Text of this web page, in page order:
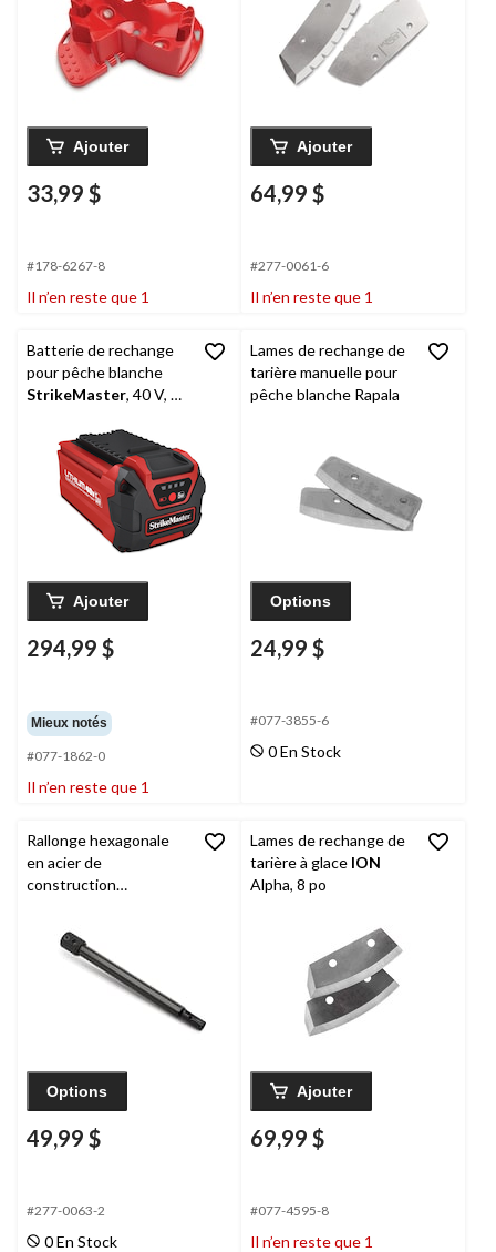
Ajouter
33,99 $
#178-6267-8
Il n’en reste que 1
Ajouter
64,99 $
#277-0061-6
Il n’en reste que 1
Batterie de rechange
pour pêche blanche
StrikeMaster, 40 V, 5
Ajouter
294,99 $
Mieux notés
#077-1862-0
Il n’en reste que 1
Lames de rechange de
tarière manuelle pour
pêche blanche Rapala
Options
24,99 $
#077-3855-6
0 En Stock
Rallonge hexagonale
en acier de
construction
Options
49,99 $
#277-0063-2
0 En Stock
Lames de rechange de
tarière à glace ION
Alpha, 8 po
Ajouter
69,99 $
#077-4595-8
Il n’en reste que 1